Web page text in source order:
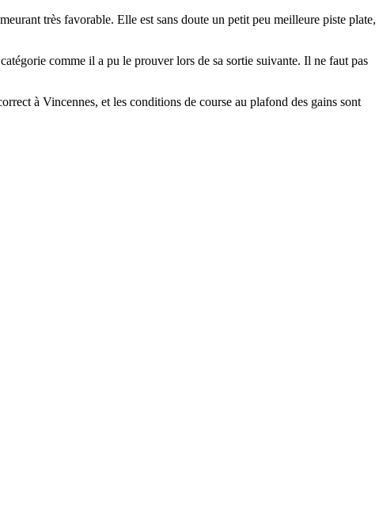
très favorable. Elle est sans doute un petit peu meilleure piste plate,
comme il a pu le prouver lors de sa sortie suivante. Il ne faut pas
à Vincennes, et les conditions de course au plafond des gains sont